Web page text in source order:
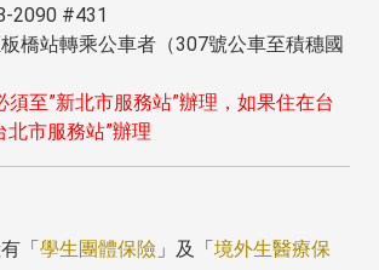
2090 #431
橋站轉乘公車者（307號公車至積穗國
至”新北市服務站”辦理，如果住在台
北市服務站”辦理
「學生團體保險 」及「境外生醫療保